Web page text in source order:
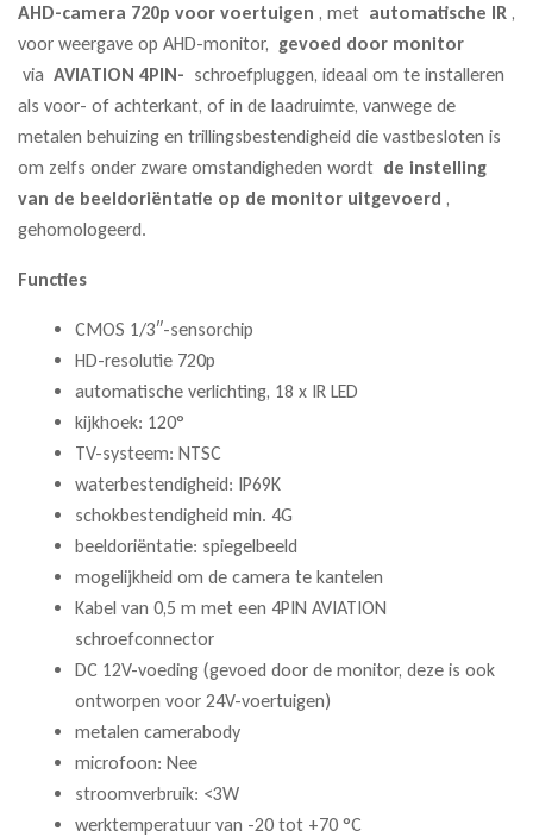
AHD-camera 720p voor voertuigen , met automatische IR ,
voor weergave op AHD-monitor, gevoed door monitor
via AVIATION 4PIN- schroefpluggen, ideaal om te installeren
als voor- of achterkant, of in de laadruimte, vanwege de
metalen behuizing en trillingsbestendigheid die vastbesloten is
om zelfs onder zware omstandigheden wordt de instelling
van de beeldoriëntatie op de monitor uitgevoerd ,
gehomologeerd.
Functies
CMOS 1/3″-sensorchip
HD-resolutie 720p
automatische verlichting, 18 x IR LED
kijkhoek: 120°
TV-systeem: NTSC
waterbestendigheid: IP69K
schokbestendigheid min. 4G
beeldoriëntatie: spiegelbeeld
mogelijkheid om de camera te kantelen
Kabel van 0,5 m met een 4PIN AVIATION
schroefconnector
DC 12V-voeding (gevoed door de monitor, deze is ook
ontworpen voor 24V-voertuigen)
metalen camerabody
microfoon: Nee
stroomverbruik: <3W
werktemperatuur van -20 tot +70 °C